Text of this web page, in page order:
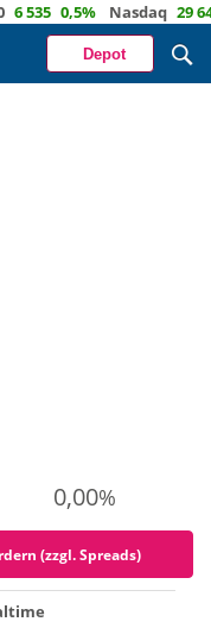
0,5% Nasdaq 29 642
Depot
0,00%
(zzgl. Spreads)